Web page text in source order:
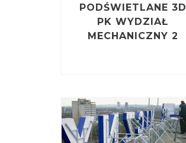
PODŚWIETLANE 3D
PK WYDZIAŁ
MECHANICZNY 2